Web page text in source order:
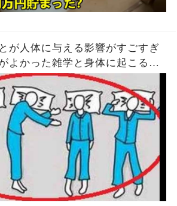
が人体に与える影響がすごすぎ
よかった雑学と身体に起こる現
べき 大人の 面白いけど知ると後